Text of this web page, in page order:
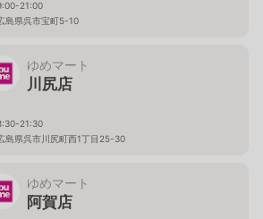
21:00
島県呉市宝町5-10
ゆめマート
川尻店
21:30
島県呉市川尻町西1丁目25-30
ゆめマート
阿賀店